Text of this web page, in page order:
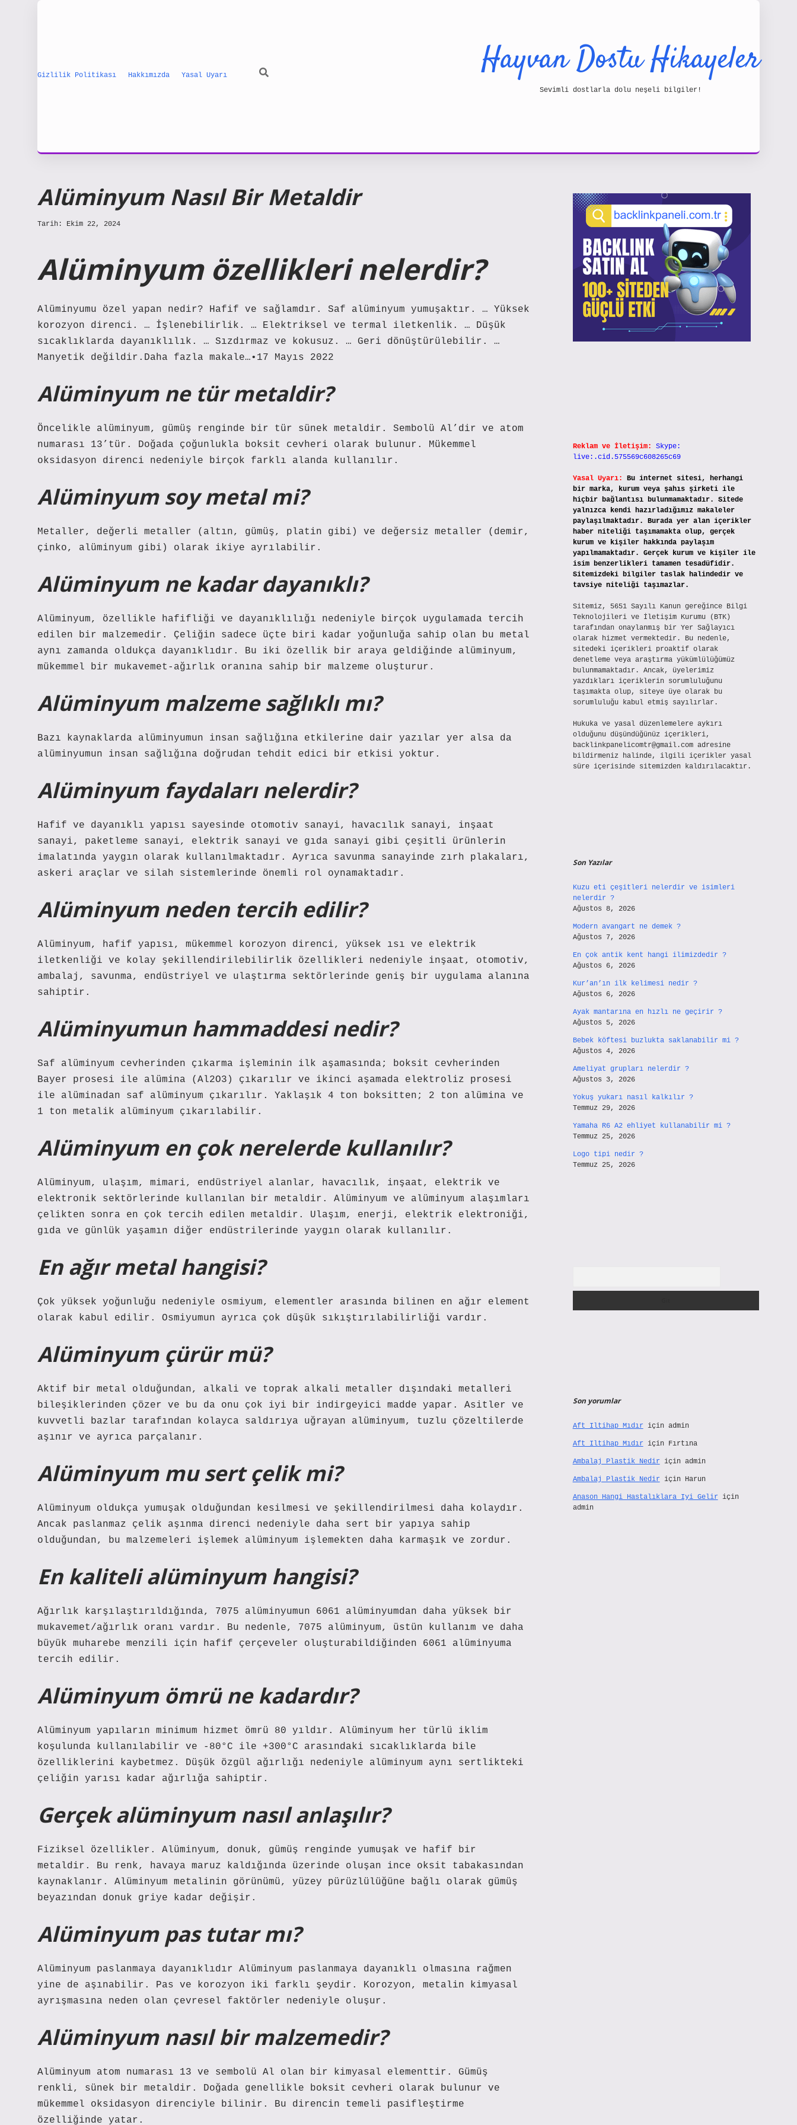
Gizlilik Politikası Hakkımızda Yasal Uyarı Hayvan Dostu Hikayeler
Sevimli dostlarla dolu neşeli bilgiler!
Alüminyum Nasıl Bir Metaldir
Tarih: Ekim 22, 2024
Alüminyum özellikleri nelerdir?
Alüminyumu özel yapan nedir? Hafif ve sağlamdır. Saf alüminyum yumuşaktır. … Yüksek
korozyon direnci. … İşlenebilirlik. … Elektriksel ve termal iletkenlik. … Düşük
sıcaklıklarda dayanıklılık. … Sızdırmaz ve kokusuz. … Geri dönüştürülebilir. …
Manyetik değildir.Daha fazla makale…•17 Mayıs 2022
Alüminyum ne tür metaldir?
Öncelikle alüminyum, gümüş renginde bir tür sünek metaldir. Sembolü Al’dir ve atom
numarası 13’tür. Doğada çoğunlukla boksit cevheri olarak bulunur. Mükemmel
oksidasyon direnci nedeniyle birçok farklı alanda kullanılır.
Alüminyum soy metal mi?
Metaller, değerli metaller (altın, gümüş, platin gibi) ve değersiz metaller (demir,
çinko, alüminyum gibi) olarak ikiye ayrılabilir.
Alüminyum ne kadar dayanıklı?
Alüminyum, özellikle hafifliği ve dayanıklılığı nedeniyle birçok uygulamada tercih
edilen bir malzemedir. Çeliğin sadece üçte biri kadar yoğunluğa sahip olan bu metal
aynı zamanda oldukça dayanıklıdır. Bu iki özellik bir araya geldiğinde alüminyum,
mükemmel bir mukavemet-ağırlık oranına sahip bir malzeme oluşturur.
Alüminyum malzeme sağlıklı mı?
Bazı kaynaklarda alüminyumun insan sağlığına etkilerine dair yazılar yer alsa da
alüminyumun insan sağlığına doğrudan tehdit edici bir etkisi yoktur.
Alüminyum faydaları nelerdir?
Hafif ve dayanıklı yapısı sayesinde otomotiv sanayi, havacılık sanayi, inşaat
sanayi, paketleme sanayi, elektrik sanayi ve gıda sanayi gibi çeşitli ürünlerin
imalatında yaygın olarak kullanılmaktadır. Ayrıca savunma sanayinde zırh plakaları,
askeri araçlar ve silah sistemlerinde önemli rol oynamaktadır.
Alüminyum neden tercih edilir?
Alüminyum, hafif yapısı, mükemmel korozyon direnci, yüksek ısı ve elektrik
iletkenliği ve kolay şekillendirilebilirlik özellikleri nedeniyle inşaat, otomotiv,
ambalaj, savunma, endüstriyel ve ulaştırma sektörlerinde geniş bir uygulama alanına
sahiptir.
Alüminyumun hammaddesi nedir?
Saf alüminyum cevherinden çıkarma işleminin ilk aşamasında; boksit cevherinden
Bayer prosesi ile alümina (Al2O3) çıkarılır ve ikinci aşamada elektroliz prosesi
ile alüminadan saf alüminyum çıkarılır. Yaklaşık 4 ton boksitten; 2 ton alümina ve
1 ton metalik alüminyum çıkarılabilir.
Alüminyum en çok nerelerde kullanılır?
Alüminyum, ulaşım, mimari, endüstriyel alanlar, havacılık, inşaat, elektrik ve
elektronik sektörlerinde kullanılan bir metaldir. Alüminyum ve alüminyum alaşımları
çelikten sonra en çok tercih edilen metaldir. Ulaşım, enerji, elektrik elektroniği,
gıda ve günlük yaşamın diğer endüstrilerinde yaygın olarak kullanılır.
En ağır metal hangisi?
Çok yüksek yoğunluğu nedeniyle osmiyum, elementler arasında bilinen en ağır element
olarak kabul edilir. Osmiyumun ayrıca çok düşük sıkıştırılabilirliği vardır.
Alüminyum çürür mü?
Aktif bir metal olduğundan, alkali ve toprak alkali metaller dışındaki metalleri
bileşiklerinden çözer ve bu da onu çok iyi bir indirgeyici madde yapar. Asitler ve
kuvvetli bazlar tarafından kolayca saldırıya uğrayan alüminyum, tuzlu çözeltilerde
aşınır ve ayrıca parçalanır.
Alüminyum mu sert çelik mi?
Alüminyum oldukça yumuşak olduğundan kesilmesi ve şekillendirilmesi daha kolaydır.
Ancak paslanmaz çelik aşınma direnci nedeniyle daha sert bir yapıya sahip
olduğundan, bu malzemeleri işlemek alüminyum işlemekten daha karmaşık ve zordur.
En kaliteli alüminyum hangisi?
Ağırlık karşılaştırıldığında, 7075 alüminyumun 6061 alüminyumdan daha yüksek bir
mukavemet/ağırlık oranı vardır. Bu nedenle, 7075 alüminyum, üstün kullanım ve daha
büyük muharebe menzili için hafif çerçeveler oluşturabildiğinden 6061 alüminyuma
tercih edilir.
Alüminyum ömrü ne kadardır?
Alüminyum yapıların minimum hizmet ömrü 80 yıldır. Alüminyum her türlü iklim
koşulunda kullanılabilir ve -80°C ile +300°C arasındaki sıcaklıklarda bile
özelliklerini kaybetmez. Düşük özgül ağırlığı nedeniyle alüminyum aynı sertlikteki
çeliğin yarısı kadar ağırlığa sahiptir.
Gerçek alüminyum nasıl anlaşılır?
Fiziksel özellikler. Alüminyum, donuk, gümüş renginde yumuşak ve hafif bir
metaldir. Bu renk, havaya maruz kaldığında üzerinde oluşan ince oksit tabakasından
kaynaklanır. Alüminyum metalinin görünümü, yüzey pürüzlülüğüne bağlı olarak gümüş
beyazından donuk griye kadar değişir.
Alüminyum pas tutar mı?
Alüminyum paslanmaya dayanıklıdır Alüminyum paslanmaya dayanıklı olmasına rağmen
yine de aşınabilir. Pas ve korozyon iki farklı şeydir. Korozyon, metalin kimyasal
ayrışmasına neden olan çevresel faktörler nedeniyle oluşur.
Alüminyum nasıl bir malzemedir?
Alüminyum atom numarası 13 ve sembolü Al olan bir kimyasal elementtir. Gümüş
renkli, sünek bir metaldir. Doğada genellikle boksit cevheri olarak bulunur ve
mükemmel oksidasyon direnciyle bilinir. Bu direncin temeli pasifleştirme
özelliğinde yatar.
Reklam ve İletişim:
Skype:
live:.cid.575569c608265c69
Yasal Uyarı:
Bu internet sitesi, herhangi
bir marka, kurum veya şahıs şirketi ile
hiçbir bağlantısı bulunmamaktadır. Sitede
yalnızca kendi hazırladığımız makaleler
paylaşılmaktadır. Burada yer alan içerikler
haber niteliği taşımamakta olup, gerçek
kurum ve kişiler hakkında paylaşım
yapılmamaktadır. Gerçek kurum ve kişiler ile
isim benzerlikleri tamamen tesadüfidir.
Sitemizdeki bilgiler taslak halindedir ve
tavsiye niteliği taşımazlar.
Sitemiz, 5651 Sayılı Kanun gereğince Bilgi
Teknolojileri ve İletişim Kurumu (BTK)
tarafından onaylanmış bir Yer Sağlayıcı
olarak hizmet vermektedir. Bu nedenle,
sitedeki içerikleri proaktif olarak
denetleme veya araştırma yükümlülüğümüz
bulunmamaktadır. Ancak, üyelerimiz
yazdıkları içeriklerin sorumluluğunu
taşımakta olup, siteye üye olarak bu
sorumluluğu kabul etmiş sayılırlar.
Hukuka ve yasal düzenlemelere aykırı
olduğunu düşündüğünüz içerikleri,
backlinkpanelicomtr@gmail.comadresine
bildirmeniz halinde, ilgili içerikler yasal
süre içerisinde sitemizden kaldırılacaktır.
Son Yazılar
Kuzu eti çeşitleri nelerdir ve isimleri
nelerdir ?
Ağustos 8, 2026
Modern avangart ne demek ?
Ağustos 7, 2026
En çok antik kent hangi ilimizdedir ?
Ağustos 6, 2026
Kur’an’ın ilk kelimesi nedir ?
Ağustos 6, 2026
Ayak mantarına en hızlı ne geçirir ?
Ağustos 5, 2026
Bebek köftesi buzlukta saklanabilir mi ?
Ağustos 4, 2026
Ameliyat grupları nelerdir ?
Ağustos 3, 2026
Yokuş yukarı nasıl kalkılır ?
Temmuz 29, 2026
Yamaha R6 A2 ehliyet kullanabilir mi ?
Temmuz 25, 2026
Logo tipi nedir ?
Temmuz 25, 2026
Son yorumlar
Aft Iltihap Mıdır için admin
Aft Iltihap Mıdır için Fırtına
Ambalaj Plastik Nedir için admin
Ambalaj Plastik Nedir için Harun
Anason Hangi Hastalıklara Iyi Gelir için
admin